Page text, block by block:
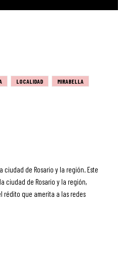
LOCALIDAD
MIRABELLA
de Rosario y la región. Este
ciudad de Rosario y la región,
que amerita a las redes